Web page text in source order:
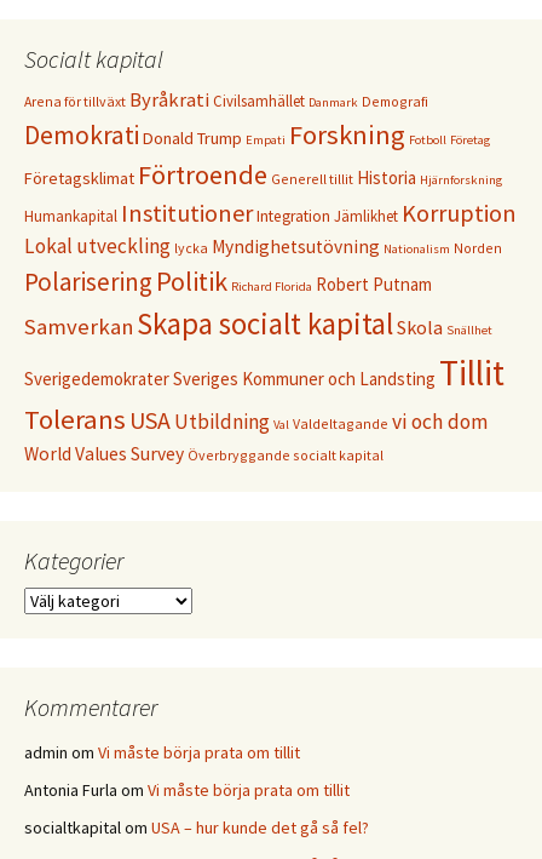
Socialt kapital
Arena för tillväxt ByråkratiCivilsamhället Danmark Demografi
Demokrati Donald Trump Empati Forskning Fotboll Företag
Företagsklimat Förtroende Generell tillit Historia Hjärnforskning
Humankapital InstitutionerIntegration Jämlikhet Korruption
Lokal utveckling lycka Myndighetsutövning Nationalism Norden
Polarisering Politik Richard Florida Robert Putnam
Samverkan Skapa socialt kapitalSkola Snällhet
SverigedemokraterSveriges Kommuner och Landsting Tillit
Tolerans USAUtbildning Val Valdeltagande vi och dom
World Values Survey Överbryggande socialt kapital
Kategorier
Kategorier
Kommentarer
admin om Vi måste börja prata om tillit
Antonia Furla om Vi måste börja prata om tillit
socialtkapitalom USA – hur kunde det gå så fel?